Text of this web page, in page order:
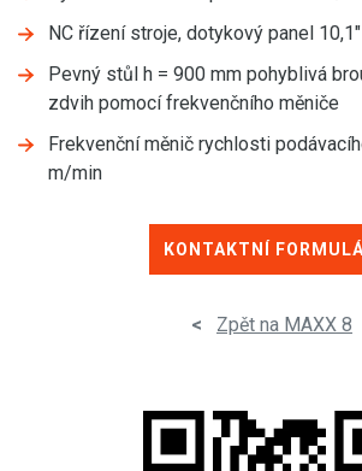
NC řízení stroje, dotykový panel 10,1"
Pevný stůl h = 900 mm pohyblivá
zdvih pomocí frekvenčního měniče
Frekvenční měnič rychlosti
m/min
KONTAKTNÍ
< Zpět na MAXX 8